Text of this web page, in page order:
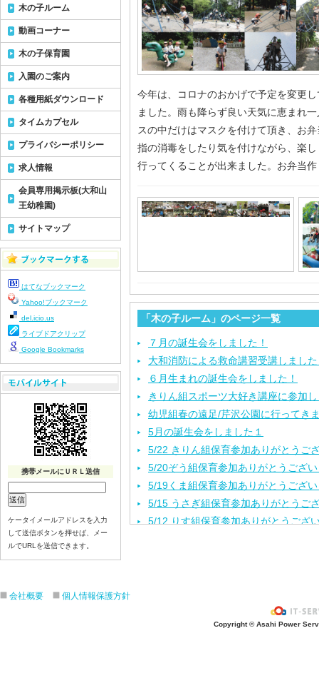
今年は、コロナのおかげで予定を変更
ました。雨も降らず良い天気に恵まれ
スの中だけはマスクを付けて頂き、お
指の消毒をしたり気を付けながら、楽
行ってくることが出来ました。お弁当
「木の子ルーム」のページ一覧
７月の誕生会をしました！
大和消防による救命講習受講しまし
６月生まれの誕生会をしました！
きりん組スポーツ大好き講座に参加
幼児組春の遠足/芹沢公園に行ってき
5月の誕生会をしました１
5/22 きりん組保育参加ありがとうご
5/20ぞう組保育参加ありがとうござ
5/19くま組保育参加ありがとうござ
5/15 うさぎ組保育参加ありがとうご
5/12 りす組保育参加ありがとうござ
きりんさんとのお別れ会をしました！
2月生れの誕生会
木の子ルーム
動画コーナー
木の子保育園
入園のご案内
各種用紙ダウンロード
タイムカプセル
プライバシーポリシー
求人情報
会員専用掲示板(大和山
王幼稚園)
サイトマップ
はてなブックマーク
Yahoo!ブックマーク
del.icio.us
ライブドアクリップ
Google Bookmarks
携帯メールにＵＲＬ送信
ケータイメールアドレスを入力
して送信ボタンを押せば、メー
ルでURLを送信できます。
会社概要 個人情報保護方針
Copyright © Asahi Power